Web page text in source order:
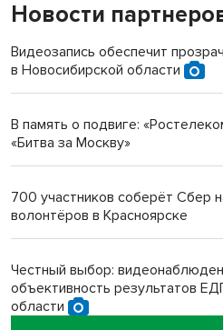
«Мы живём на пастбище!»: в
терроризируют жителей
Инвалид получил условный
Новости
Видеозапись обеспечит
в Новосибирской области
В память о подвиге:
«Битва за Москву»
700 участников соберёт Сбер
волонтёров в Красноярске
Честный выбор:
объективность результатов
области